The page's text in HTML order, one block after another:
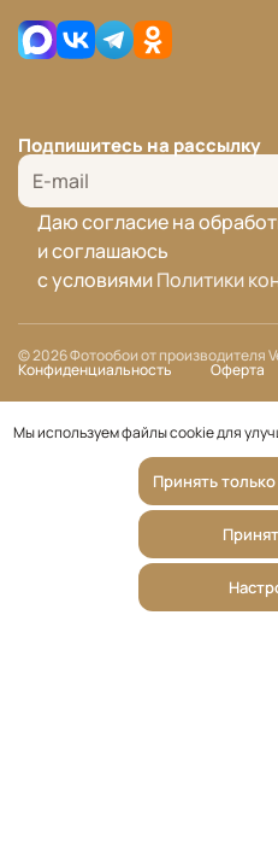
Подпишитесь на рассылку
Даю согласие на
и соглашаюсь
с условиямиПолитики
© 2026 Фотообои от производителя
Конфиденциальность Оферта
Мы используем файлы cookie для
Принять